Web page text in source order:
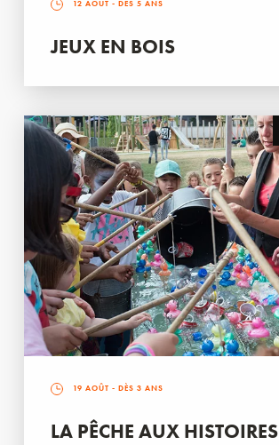
12 AOÛT - DÈS 5 ANS
JEUX EN BOIS
19 AOÛT - DÈS 3 ANS
LA PÊCHE AUX HISTOIRES